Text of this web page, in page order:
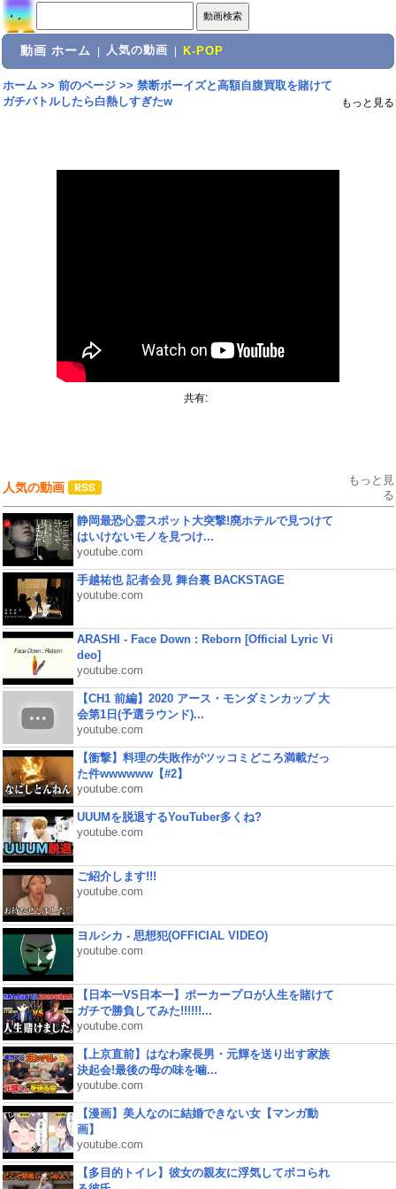
動画 ホーム 人気の動画 K-POP
ホーム>> 前のページ>> 禁断ボーイズと高額自腹買取を賭けて
ガチバトルしたら白熱しすぎたw
もっと見る
共有:
人気の動画
もっと見
る
静岡最恐心霊スポット大突撃!廃ホテルで見つけて
はいけないモノを見つけ...
youtube.com
手越祐也 記者会見 舞台裏 BACKSTAGE
youtube.com
ARASHI - Face Down : Reborn [Official Lyric Vi
deo]
youtube.com
【CH1 前編】2020 アース・モンダミンカップ 大
会第1日(予選ラウンド)...
youtube.com
【衝撃】料理の失敗作がツッコミどころ満載だっ
た件wwwwww【#2】
youtube.com
UUUMを脱退するYouTuber多くね?
youtube.com
ご紹介します!!!
youtube.com
ヨルシカ - 思想犯(OFFICIAL VIDEO)
youtube.com
【日本一VS日本一】ポーカープロが人生を賭けて
ガチで勝負してみた!!!!!!...
youtube.com
【上京直前】はなわ家長男・元輝を送り出す家族
決起会!最後の母の味を噛...
youtube.com
【漫画】美人なのに結婚できない女【マンガ動
画】
youtube.com
【多目的トイレ】彼女の親友に浮気してボコられ